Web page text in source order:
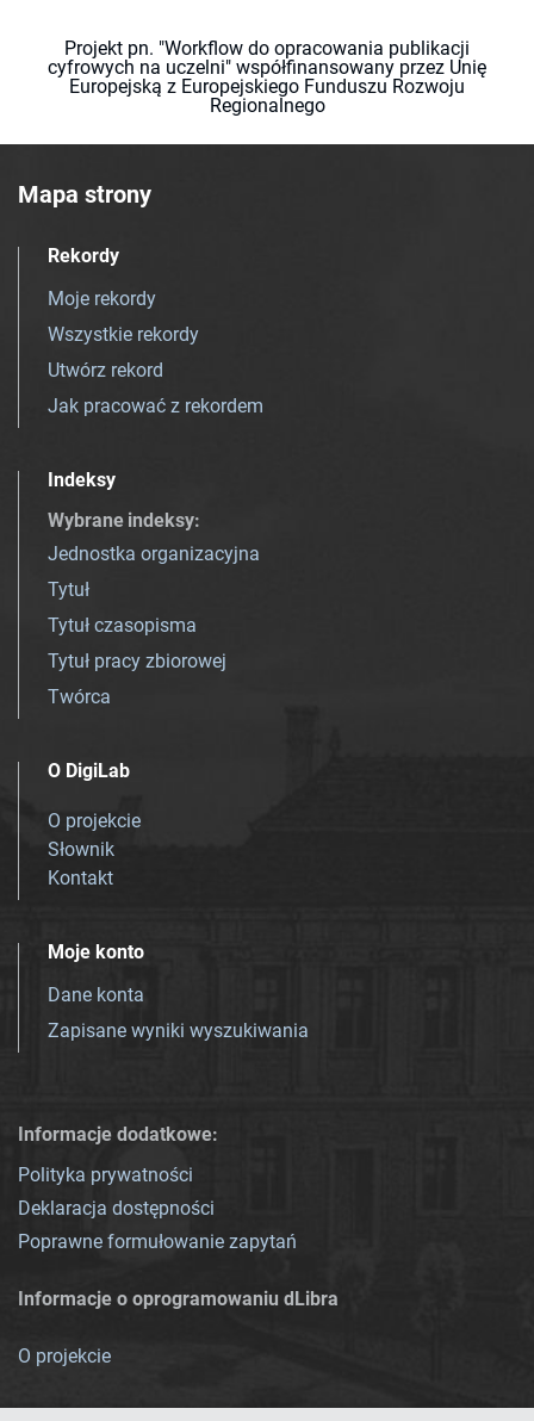
Projekt pn. "Workflow do opracowania publikacji
cyfrowych na uczelni" współfinansowany przez Unię
Europejską z Europejskiego Funduszu Rozwoju
Regionalnego
Mapa strony
Rekordy
Moje rekordy
Wszystkie rekordy
Utwórz rekord
Jak pracować z rekordem
Indeksy
Wybrane indeksy:
Jednostka organizacyjna
Tytuł
Tytuł czasopisma
Tytuł pracy zbiorowej
Twórca
O DigiLab
O projekcie
Słownik
Kontakt
Moje konto
Dane konta
Zapisane wyniki wyszukiwania
Informacje dodatkowe:
Polityka prywatności
Deklaracja dostępności
Poprawne formułowanie zapytań
Informacje o oprogramowaniu dLibra
O projekcie